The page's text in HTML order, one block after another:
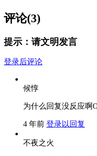
评论(3)
提示：请文明发言
登录后评论
候惇
为什么回复没反应啊
4 年前 登录以回复
不夜之火